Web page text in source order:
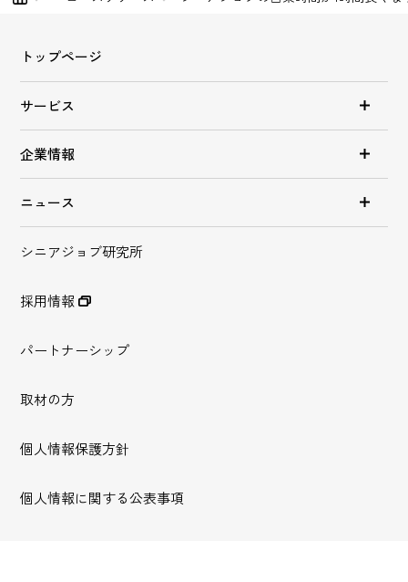
トップページ
サービス
企業情報
ニュース
シニアジョブ研究所
採用情報
パートナーシップ
取材の方
個人情報保護方針
個人情報に関する公表事項